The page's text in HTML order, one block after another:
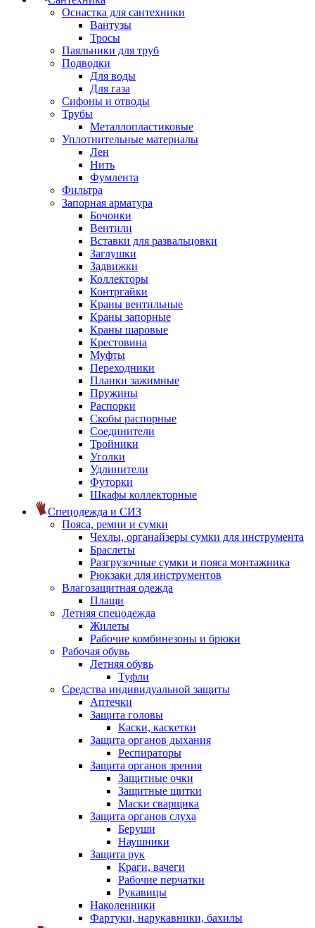
Оснастка для сантехники
Вантузы
Тросы
Паяльники для труб
Подводки
Для воды
Для газа
Сифоны и отводы
Трубы
Металлопластиковые
Уплотнительные материалы
Лен
Нить
Фумлента
Фильтра
Запорная арматура
Бочонки
Вентили
Вставки для развальцовки
Заглушки
Задвижки
Коллекторы
Контргайки
Краны вентильные
Краны запорные
Краны шаровые
Крестовина
Муфты
Переходники
Планки зажимные
Пружины
Распорки
Скобы распорные
Соединители
Тройники
Уголки
Удлинители
Футорки
Шкафы коллекторные
Спецодежда и СИЗ
Пояса, ремни и сумки
Чехлы, органайзеры сумки для инструмента
Браслеты
Разгрузочные сумки и пояса монтажника
Рюкзаки для инструментов
Влагозащитная одежда
Плащи
Летняя спецодежда
Жилеты
Рабочие комбинезоны и брюки
Рабочая обувь
Летняя обувь
Туфли
Средства индивидуальной защиты
Аптечки
Защита головы
Каски, каскетки
Защита органов дыхания
Респираторы
Защита органов зрения
Защитные очки
Защитные щитки
Маски сварщика
Защита органов слуха
Беруши
Наушники
Защита рук
Краги, вачеги
Рабочие перчатки
Рукавицы
Наколенники
Фартуки, нарукавники, бахилы